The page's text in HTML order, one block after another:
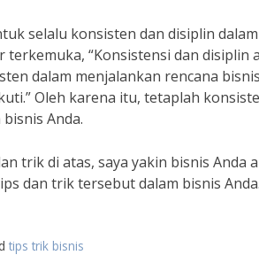
selalu konsisten dan disiplin
“Konsistensi dan disiplin
dalam menjalankan rencana
Oleh karena itu, tetaplah
Anda.
trik di atas, saya yakin bisnis Anda
dan trik tersebut dalam bisnis
tips trik bisnis